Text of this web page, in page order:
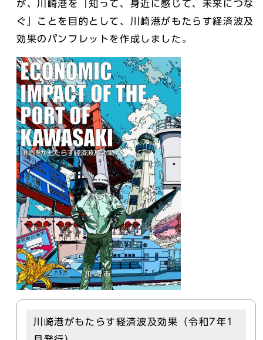
が、川崎港を「知って、身近に感じて、未来につな
ぐ」ことを目的として、川崎港がもたらす経済波及
効果のパンフレットを作成しました。
川崎港がもたらす経済波及効果（令和7年1